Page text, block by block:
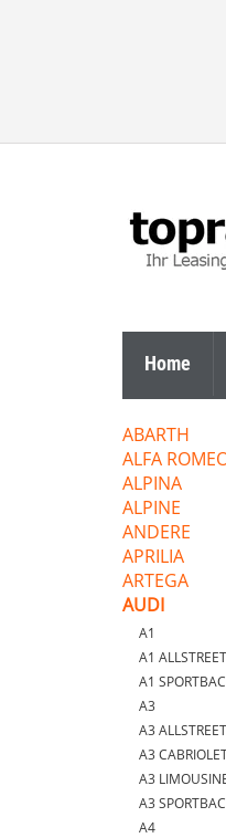
Home
ABARTH
ALFA
ALPINA
ALPINE
ANDERE
APRILIA
ARTEGA
AUDI
A1
A1 ALLSTREET
A1
A3
A3 ALLSTREET
A3
A3
A3
A4